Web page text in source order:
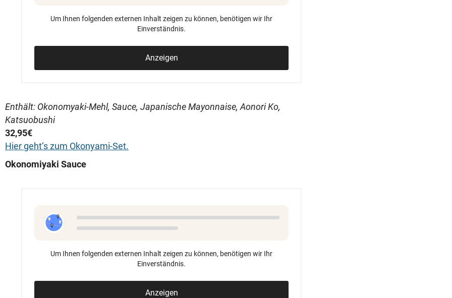
Um Ihnen folgenden externen Inhalt zeigen zu können, benötigen wir Ihr
Einverständnis.
Anzeigen
Enthält: Okonomyaki-Mehl, Sauce, Japanische Mayonnaise, Aonori Ko,
Katsuobushi
32,95€
Hier geht‘s zum Okonyami-Set.
Okonomiyaki Sauce
Um Ihnen folgenden externen Inhalt zeigen zu können, benötigen wir Ihr
Einverständnis.
Anzeigen